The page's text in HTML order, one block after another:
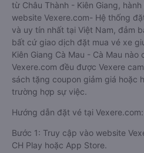
từ Châu Thành - Kiên Giang,
website Vexere.com- Hệ thống
và uy tín nhất tại Việt Nam, đảm
bất cứ giao dịch đặt mua vé xe
Kiên Giang Cà Mau - Cà Mau
Vexere.com đều được Vexere
sách tặng coupon giảm giá hoặc
trường hợp sự việc.
Hướng dẫn đặt vé tại Vexere.com:
Bước 1: Truy cập vào website
CH Play hoặc App Store.